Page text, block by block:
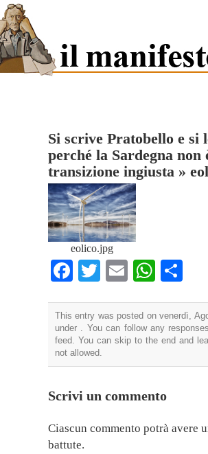
Si scrive Pratobello e si
perché la Sardegna
transizione ingiusta »
eolico.jpg
Facebook
TwitterEmail
This entry was posted on venerdì,
under . You can follow any
feed. You can skip to the end and
not allowed.
Scrivi un commento
Ciascun commento potrà avere
battute.